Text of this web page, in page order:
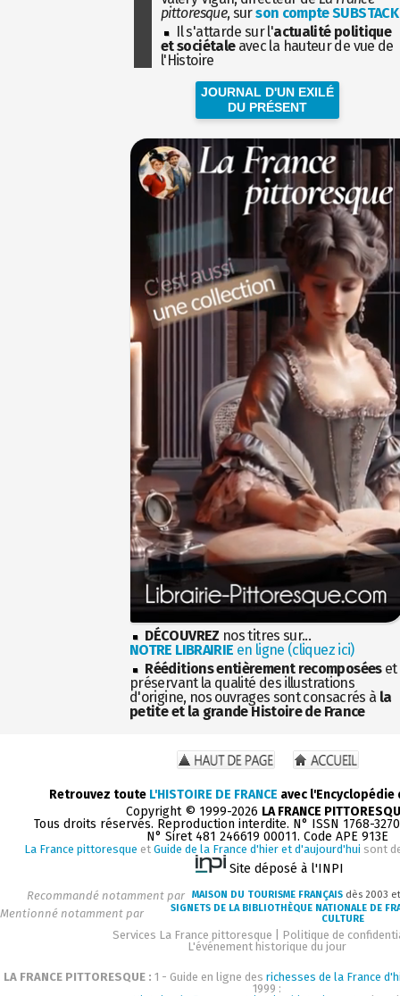
pittoresque, surson compte SUBSTACK
Il s'attarde sur l'actualité politique
et sociétaleavec la hauteur de vue de
l'Histoire
JOURNAL D'UN EXILÉ
DU PRÉSENT
DÉCOUVREZ nos titres sur...
NOTRE LIBRAIRIE en ligne (cliquez ici)
Rééditions entièrement recomposéeset
préservant la qualité des illustrations
d'origine, nos ouvrages sont consacrés à la
petite et la grande Histoire de France
Retrouvez toute L'HISTOIRE DE FRANCE avec
Copyright © 1999-2026 LA FRANCE
Tous droits réservés. Reproduction interdite. N° ISSN 1768-
N° Siret 481 246619 00011. Code APE 913E
La France pittoresque et Guide de la France d'hier et d'aujourd'hui sont
Site déposé à l'INPI
Recommandé notamment par MAISON DU TOURISME FRANÇAIS dès 2003
Mentionné notamment par
SIGNETS DE LA BIBLIOTHÈQUE NATIONALE DE
CULTURE
Services La France pittoresque
Politique de
L'événement historique du jour
LA FRANCE PITTORESQUE : 1 - Guide en ligne des richesses de la France
1999 :